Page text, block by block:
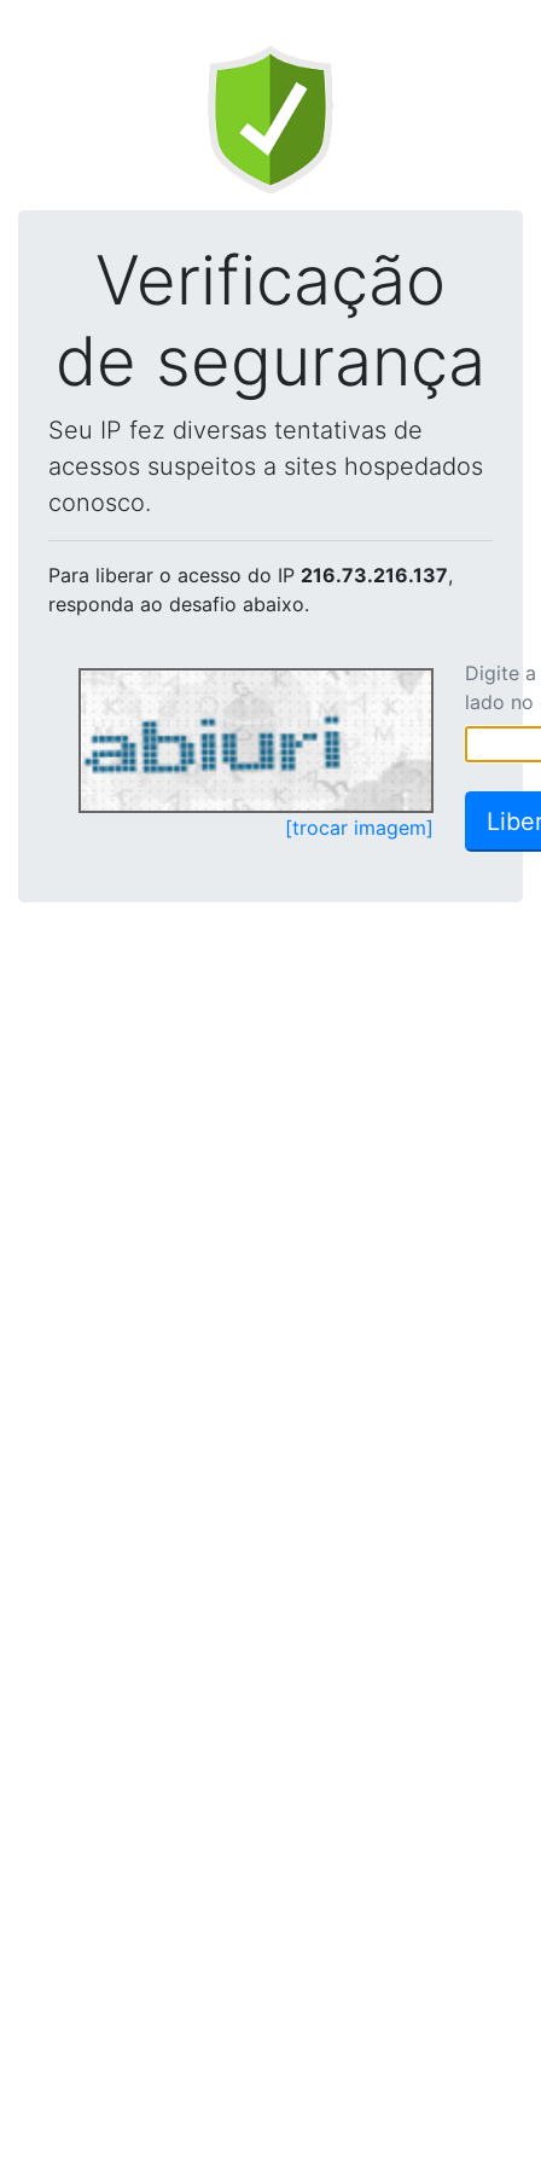
Verificação
de segurança
Seu IP fez diversas tentativas de
acessos suspeitos a sites hospedados
conosco.
Para liberar o acesso do IP 216.73.216.137,
responda ao desafio abaixo.
[trocar imagem]
Digite
lado no